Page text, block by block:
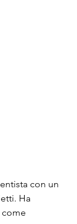
con un
Ha